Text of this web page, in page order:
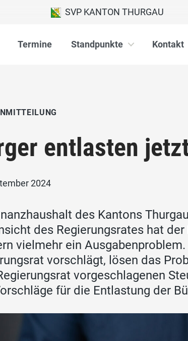
SVP KANTON THURGAU
Termine Standpunkte Kontakt
entlasten
2024
des Kantons
des Regierungsrates hat
vielmehr ein
vorschlägt, lösen das
vorgeschlagenen
für die Entlastung der